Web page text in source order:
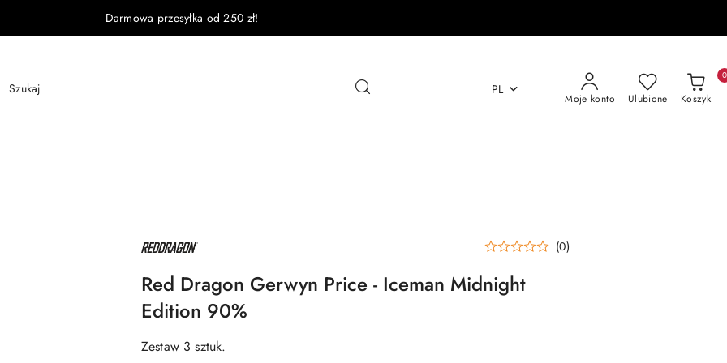
Darmowa przesyłka od 250 zł!
PL
Moje konto Ulubione Koszyk
0
NAZWA
PRODUCENTA:
DRAGON
(0)
Red Dragon Gerwyn Price - Iceman Midnight
Edition 90%
Zestaw 3 sztuk.